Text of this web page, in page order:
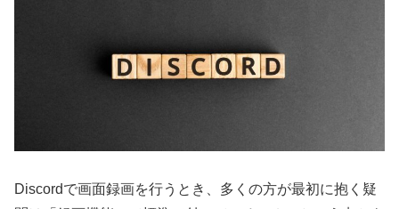
Discordで画面録画を行うとき、多くの方が最初に抱く疑